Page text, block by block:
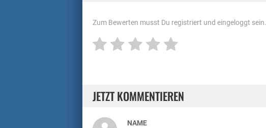
Zum Bewerten musst Du registriert und eingeloggt sein.
JETZT KOMMENTIEREN
NAME